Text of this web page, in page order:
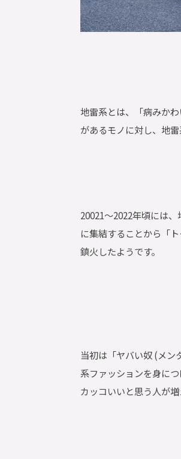
地雷系とは、「病みか
があるモノに対し、地
20021〜2022年頃には
に集結することから「
鎮火したようです。
当初は「ヤバい奴 (メン
系ファッションを身に
カッコいいと思う人が増